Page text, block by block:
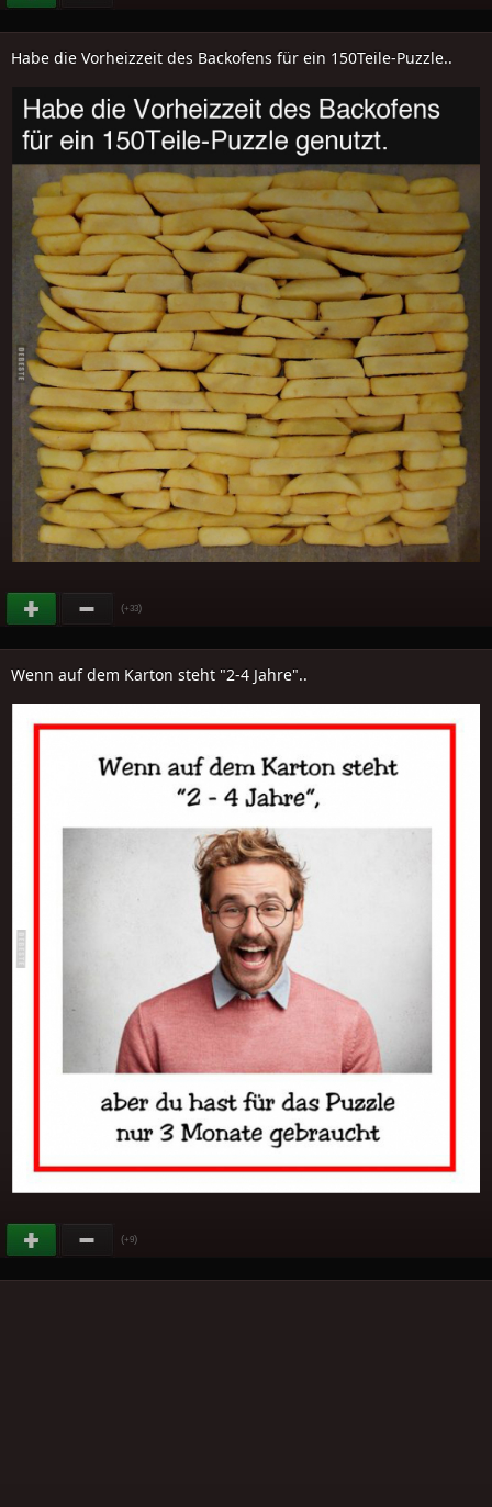
Habe die Vorheizzeit des Backofens für ein 150Teile-Puzzle..
(+33)
Wenn auf dem Karton steht "2-4 Jahre"..
(+9)